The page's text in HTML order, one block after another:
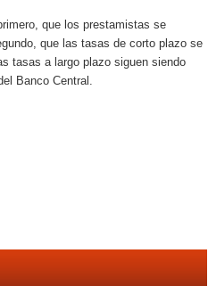
que los prestamistas se
que las tasas de corto plazo se
tasas a largo plazo siguen siendo
Banco Central.